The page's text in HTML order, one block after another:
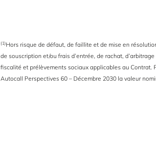
(1)Hors risque de défaut, de faillite et de mise en
de souscription et/ou frais d’entrée, de rachat,
fiscalité et prélèvements sociaux applicables au Contrat.
Autocall Perspectives 60 – Décembre 2030 la valeur